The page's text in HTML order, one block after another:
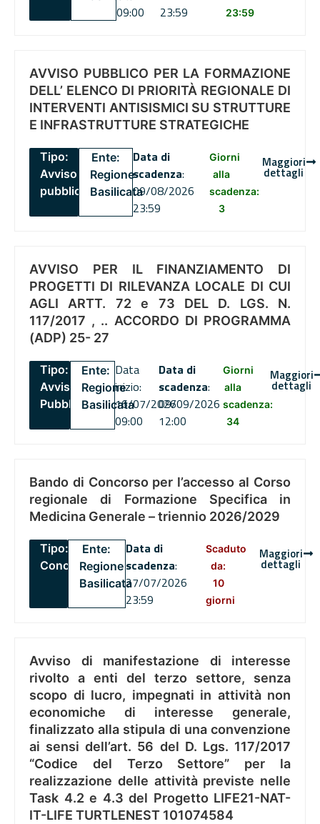
09:00
23:59
23:59
AVVISO PUBBLICO PER LA FORMAZIONE
DELL’ ELENCO DI PRIORITÀ REGIONALE DI
INTERVENTI ANTISISMICI SU STRUTTURE
E INFRASTRUTTURE STRATEGICHE
Tipo:
Avviso
pubblico
Ente:
Regione
Basilicata
Data di
scadenza:
09/08/2026
23:59
Giorni
alla
scadenza:
3
Maggiori
dettagli
AVVISO PER IL FINANZIAMENTO DI
PROGETTI DI RILEVANZA LOCALE DI CUI
AGLI ARTT. 72 e 73 DEL D. LGS. N.
117/2017 , .. ACCORDO DI PROGRAMMA
(ADP) 25- 27
Tipo:
Avviso
Pubblico
Ente:
Regione
Basilicata
Data
inizio:
16/07/2026
09:00
Data di
scadenza:
09/09/2026
12:00
Giorni
alla
scadenza:
34
Maggiori
dettagli
Bando di Concorso per l’accesso al Corso
regionale di Formazione Specifica in
Medicina Generale – triennio 2026/2029
Tipo:
Concorsi
Ente:
Regione
Basilicata
Data di
scadenza:
27/07/2026
23:59
Scaduto
da:
10
giorni
Maggiori
dettagli
Avviso di manifestazione di interesse
rivolto a enti del terzo settore, senza
scopo di lucro, impegnati in attività non
economiche di interesse generale,
finalizzato alla stipula di una convenzione
ai sensi dell’art. 56 del D. Lgs. 117/2017
“Codice del Terzo Settore” per la
realizzazione delle attività previste nelle
Task 4.2 e 4.3 del Progetto LIFE21-NAT-
IT-LIFE TURTLENEST 101074584